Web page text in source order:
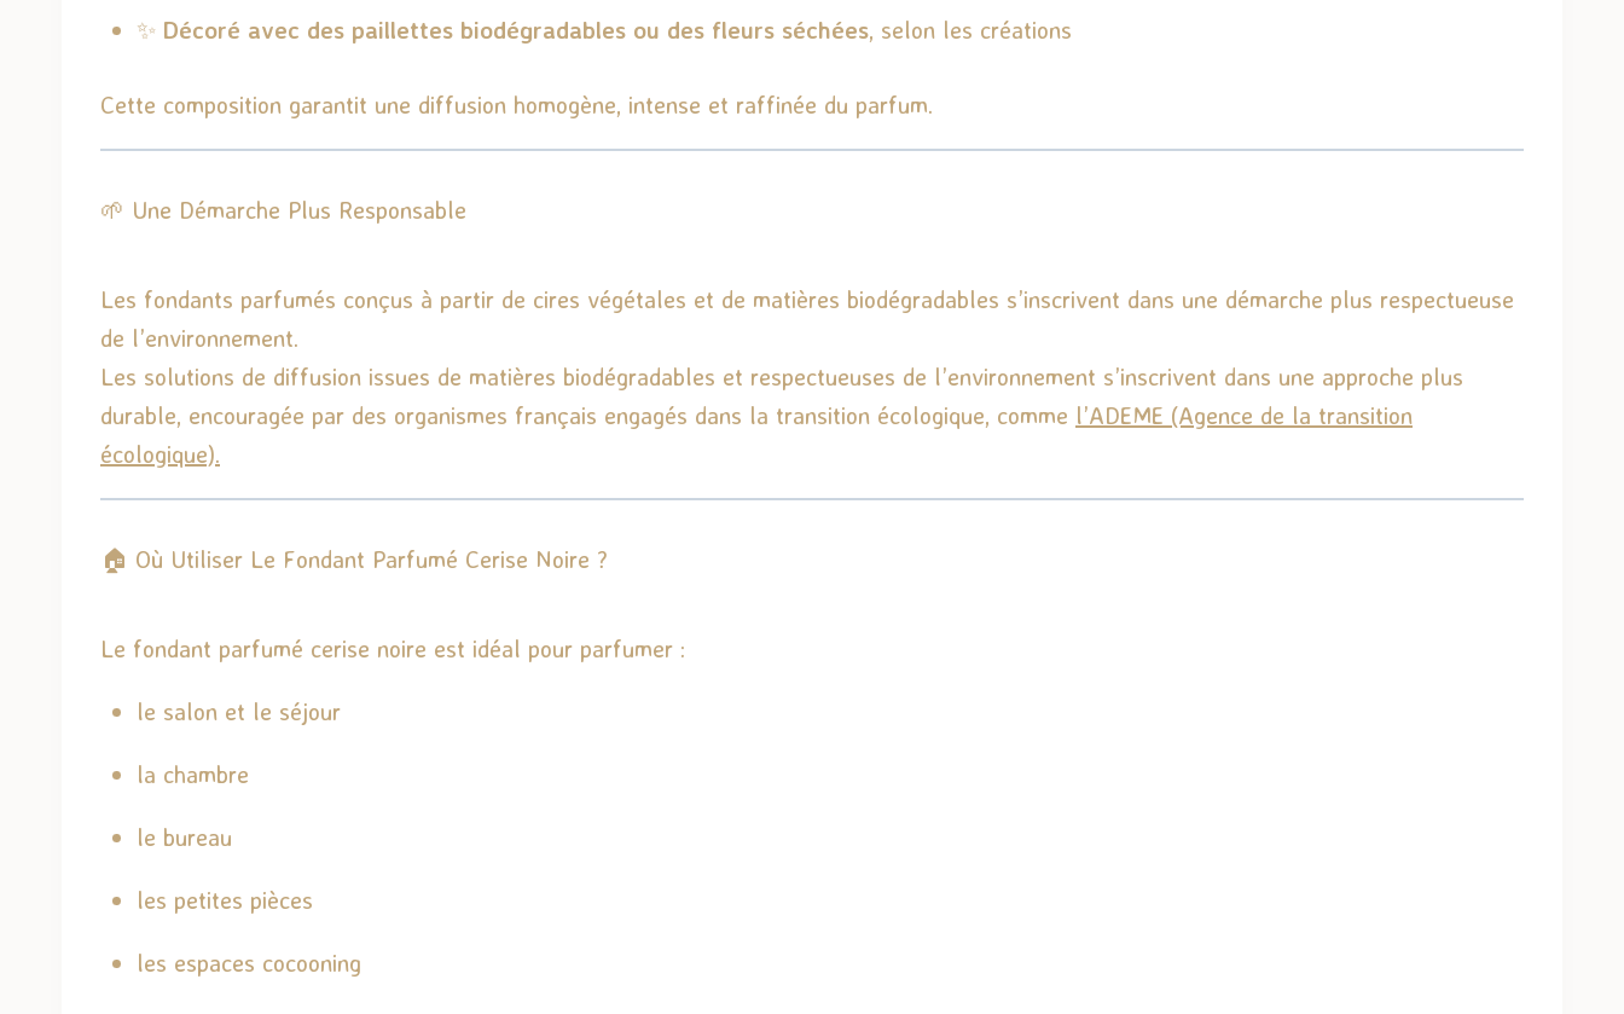
✨ Décoré avec des paillettes biodégradables ou des fleurs séchées, selon les créations
Cette composition garantit une diffusion homogène, intense et raffinée du parfum.
🌱 Une Démarche Plus Responsable
Les fondants parfumés conçus à partir de cires végétales et de matières biodégradables s’inscrivent dans une démarche plus respectueuse
de l’environnement.
Les solutions de diffusion issues de matières biodégradables et respectueuses de l’environnement s’inscrivent dans une approche plus
durable, encouragée par des organismes français engagés dans la transition écologique, comme l’ADEME (Agence de la transition
écologique).
🏠 Où Utiliser Le Fondant Parfumé Cerise Noire ?
Le fondant parfumé cerise noire est idéal pour parfumer :
le salon et le séjour
la chambre
le bureau
les petites pièces
les espaces cocooning